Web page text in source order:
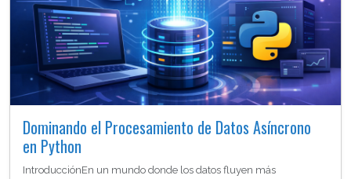
Dominando el Procesamiento de Datos Asíncrono
en Python
IntroducciónEn un mundo donde los datos fluyen más